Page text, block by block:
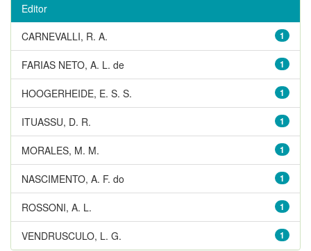
Editor
1
CARNEVALLI, R. A.
1
FARIAS NETO, A. L. de
1
HOOGERHEIDE, E. S. S.
1
ITUASSU, D. R.
1
MORALES, M. M.
1
NASCIMENTO, A. F. do
1
ROSSONI, A. L.
1
VENDRUSCULO, L. G.